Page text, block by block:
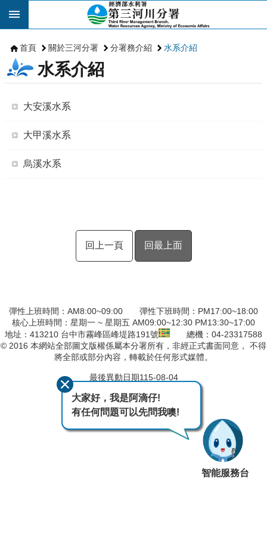
跳到主要內容區塊
首頁 關於三河分署 分署務介紹 水系介紹
水系介紹
大安溪水系
大甲溪水系
烏溪水系
回上一頁 回最上面
彈性上班時間：AM8:00~09:00 彈性下班時間：PM17:00~18:00
核心上班時間：星期一 ~ 星期五 AM09:00~12:30 PM13:30~17:00
地址：413210 台中市霧峰區峰堤路191號
總機：04-23317588
© 2016 本網站全部圖文版權係屬本分署所有，非經正式書面同意， 不得
將全部或部分內容，轉載於任何形式媒體。
最後異動日期115-08-04
大家好，我是阿滴仔!
有任何問題可以先問我噢!
智能服務台